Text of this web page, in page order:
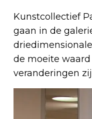
Kunstcollectief
gaan in de
de moeite
veranderingen